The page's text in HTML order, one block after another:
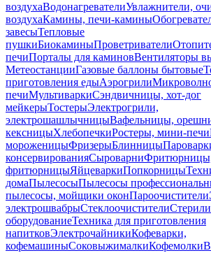
воздухаВодонагревателиУвлажнители,
воздухаКамины, печи-камины
завесыТепловые
пушкиБиокаминыПроветриватели
печиПорталы для каминовВентиляторы
МетеостанцииГазовые баллоны бытовые
приготовления едыАэрогрили
печиМультиваркиСэндвичницы, хот-дог
мейкерыТостерыЭлектрогрили,
электрошашлычницыВафельницы,
кексницыХлебопечкиРостеры, мини-печи
мороженицыФризерыБлинницы
консервированияСыроварни
фритюрницыЯйцеваркиПопкорницы
домаПылесосыПылесосы
пылесосы, мойщики оконПароочистители
электрошвабрыСтеклоочистители
оборудованиеТехника для приготовления
напитковЭлектрочайникиКофеварки,
кофемашиныСоковыжималкиКофемолки